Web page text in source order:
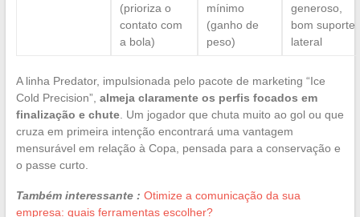
(prioriza o
contato com
a bola)
mínimo
(ganho de
peso)
generoso,
bom suporte
lateral
A linha Predator, impulsionada pelo pacote de marketing “Ice
Cold Precision”, almeja claramente os perfis focados em
finalização e chute. Um jogador que chuta muito ao gol ou que
cruza em primeira intenção encontrará uma vantagem
mensurável em relação à Copa, pensada para a conservação e
o passe curto.
Também interessante : Otimize a comunicação da sua
empresa: quais ferramentas escolher?